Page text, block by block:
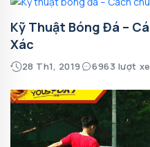
Kỹ Thuật Bóng Đá –
Xác
28 Th1, 2019 6963 lượt